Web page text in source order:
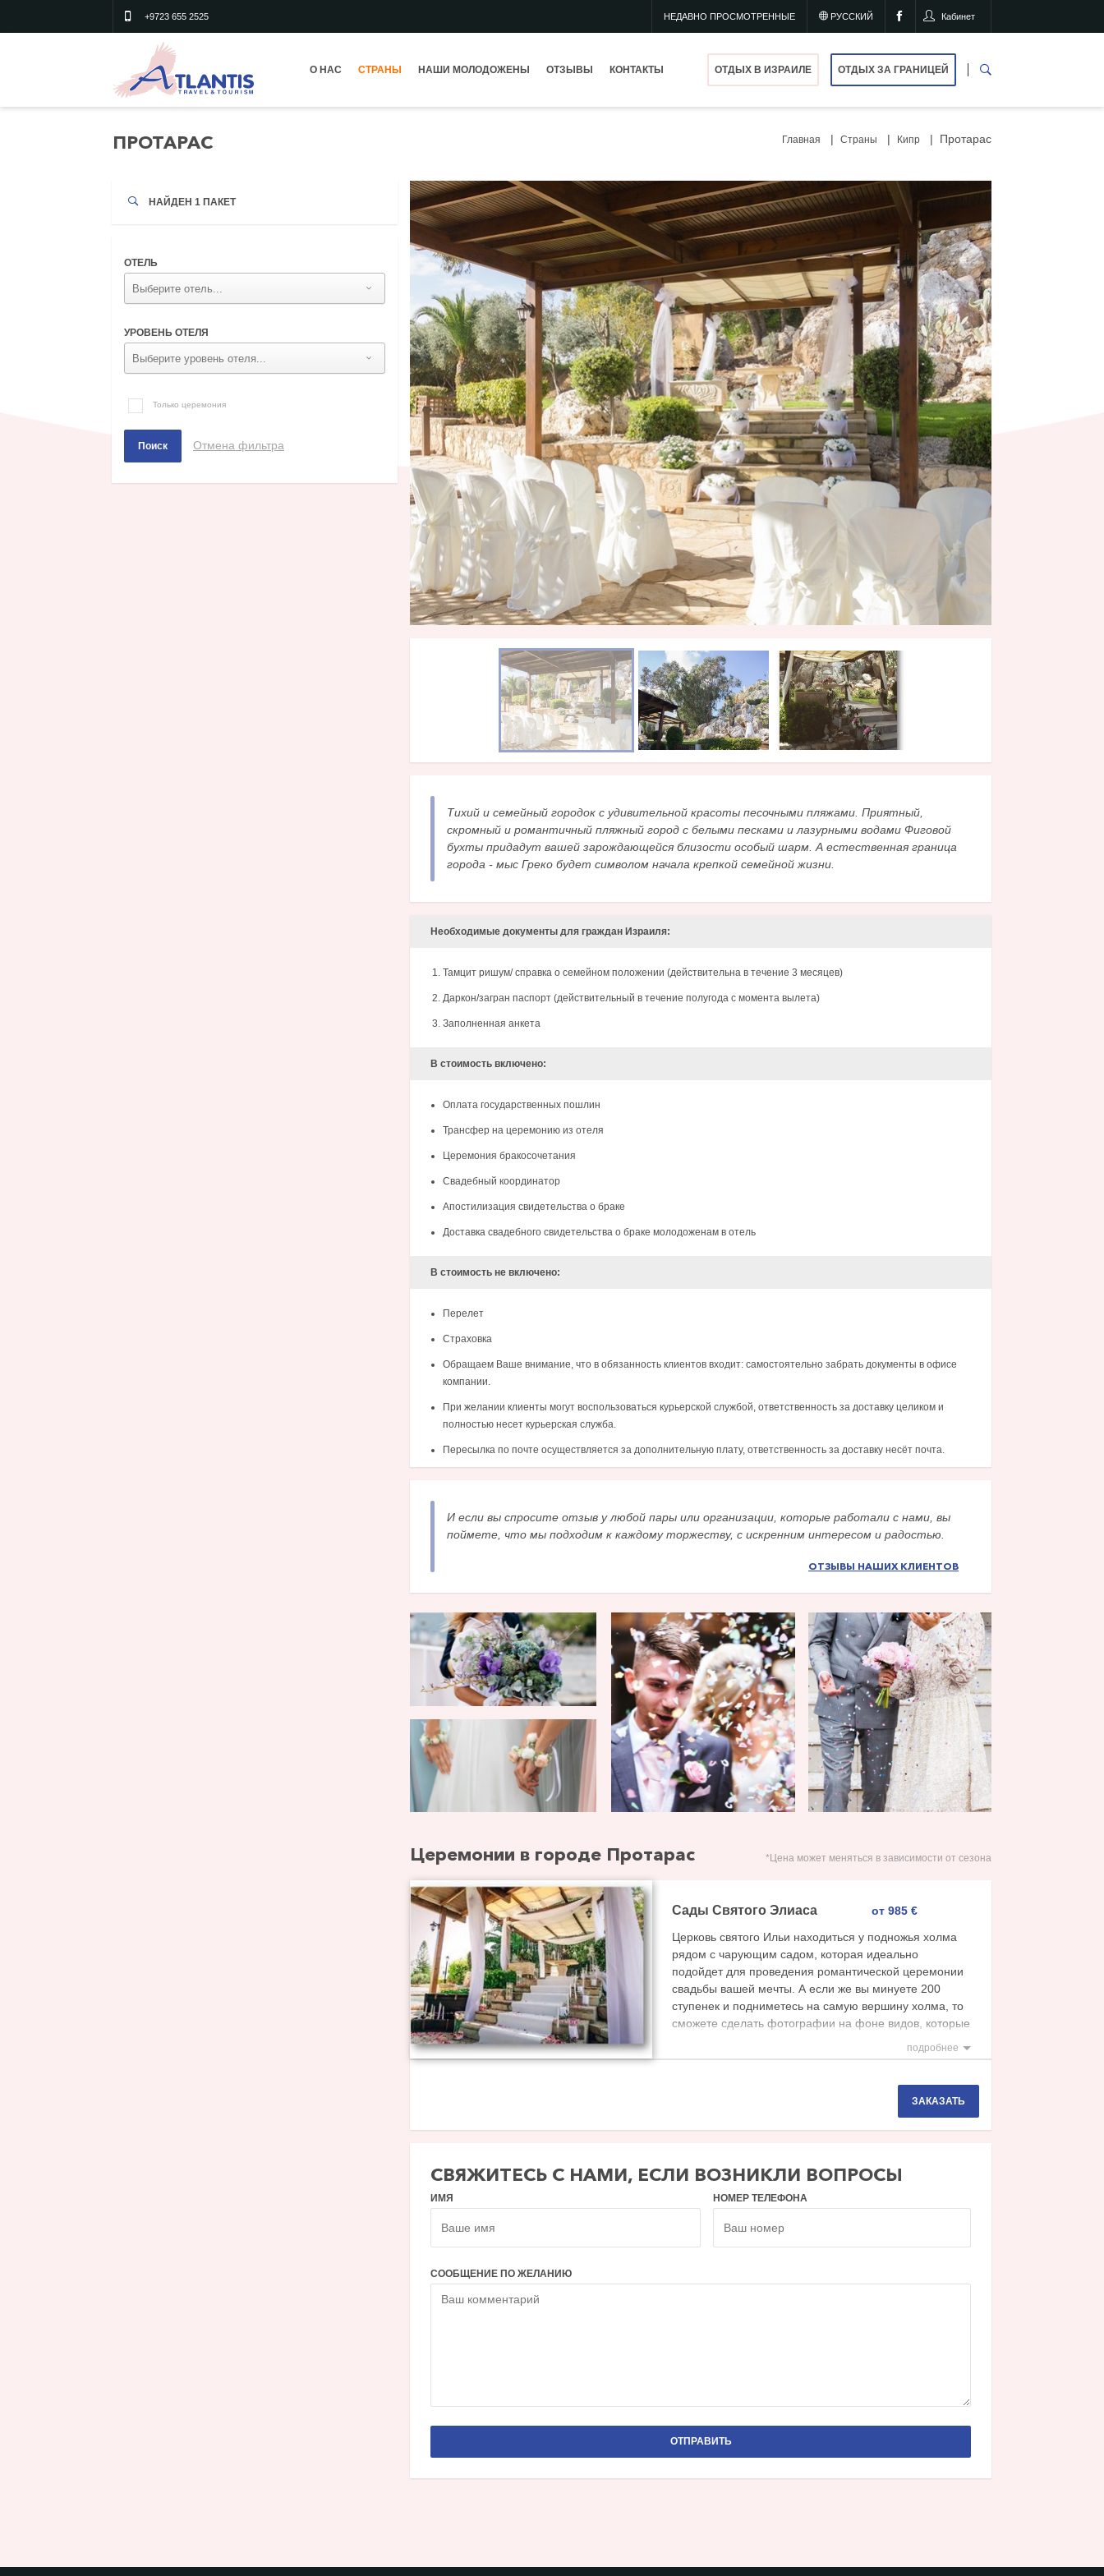
+9723 655 2525 НЕДАВНО ПРОСМОТРЕННЫЕ РУССКИЙ Кабинет
О НАС СТРАНЫ НАШИ МОЛОДОЖЕНЫ ОТЗЫВЫ КОНТАКТЫ ОТДЫХ В ИЗРАИЛЕ ОТДЫХ ЗА ГРАНИЦЕЙ
Главная Страны Кипр Протарас
ПРОТАРАС
НАЙДЕН 1 ПАКЕТ
ОТЕЛЬ
УРОВЕНЬ ОТЕЛЯ
Только церемония
Поиск Отмена фильтра
Тихий и семейный городок с удивительной красоты песочными пляжами. Приятный,
скромный и романтичный пляжный город с белыми песками и лазурными водами Фиговой
бухты придадут вашей зарождающейся близости особый шарм. А естественная граница
города - мыс Греко будет символом начала крепкой семейной жизни.
Необходимые документы для граждан Израиля:
Тамцит ришум/ справка о семейном положении (действительна в течение 3 месяцев)
Даркон/загран паспорт (действительный в течение полугода с момента вылета)
Заполненная анкета
В стоимость включено:
Оплата государственных пошлин
Трансфер на церемонию из отеля
Церемония бракосочетания
Свадебный координатор
Апостилизация свидетельства о браке
Доставка свадебного свидетельства о браке молодоженам в отель
В стоимость не включено:
Перелет
Страховка
Обращаем Ваше внимание, что в обязанность клиентов входит: самостоятельно забрать документы в офисе
компании.
При желании клиенты могут воспользоваться курьерской службой, ответственность за доставку целиком и
полностью несет курьерская служба.
Пересылка по почте осуществляется за дополнительную плату, ответственность за доставку несёт почта.
И если вы спросите отзыв у любой пары или организации, которые работали с нами, вы
поймете, что мы подходим к каждому торжеству, с искренним интересом и радостью.
ОТЗЫВЫ НАШИХ КЛИЕНТОВ
Церемонии в городе Протарас *Цена может меняться в зависимости от сезона
Сады Святого Элиаса от 985 €
Церковь святого Ильи находиться у подножья холма
рядом с чарующим садом, которая идеально
подойдет для проведения романтической церемонии
свадьбы вашей мечты. А если же вы минуете 200
ступенек и подниметесь на самую вершину холма, то
сможете сделать фотографии на фоне видов, которые
главное тут можно загадать свое заветное желание,
подробнее
ЗАКАЗАТЬ
СВЯЖИТЕСЬ С НАМИ, ЕСЛИ ВОЗНИКЛИ ВОПРОСЫ
ИМЯ НОМЕР ТЕЛЕФОНА
СООБЩЕНИЕ ПО ЖЕЛАНИЮ
ОТПРАВИТЬ